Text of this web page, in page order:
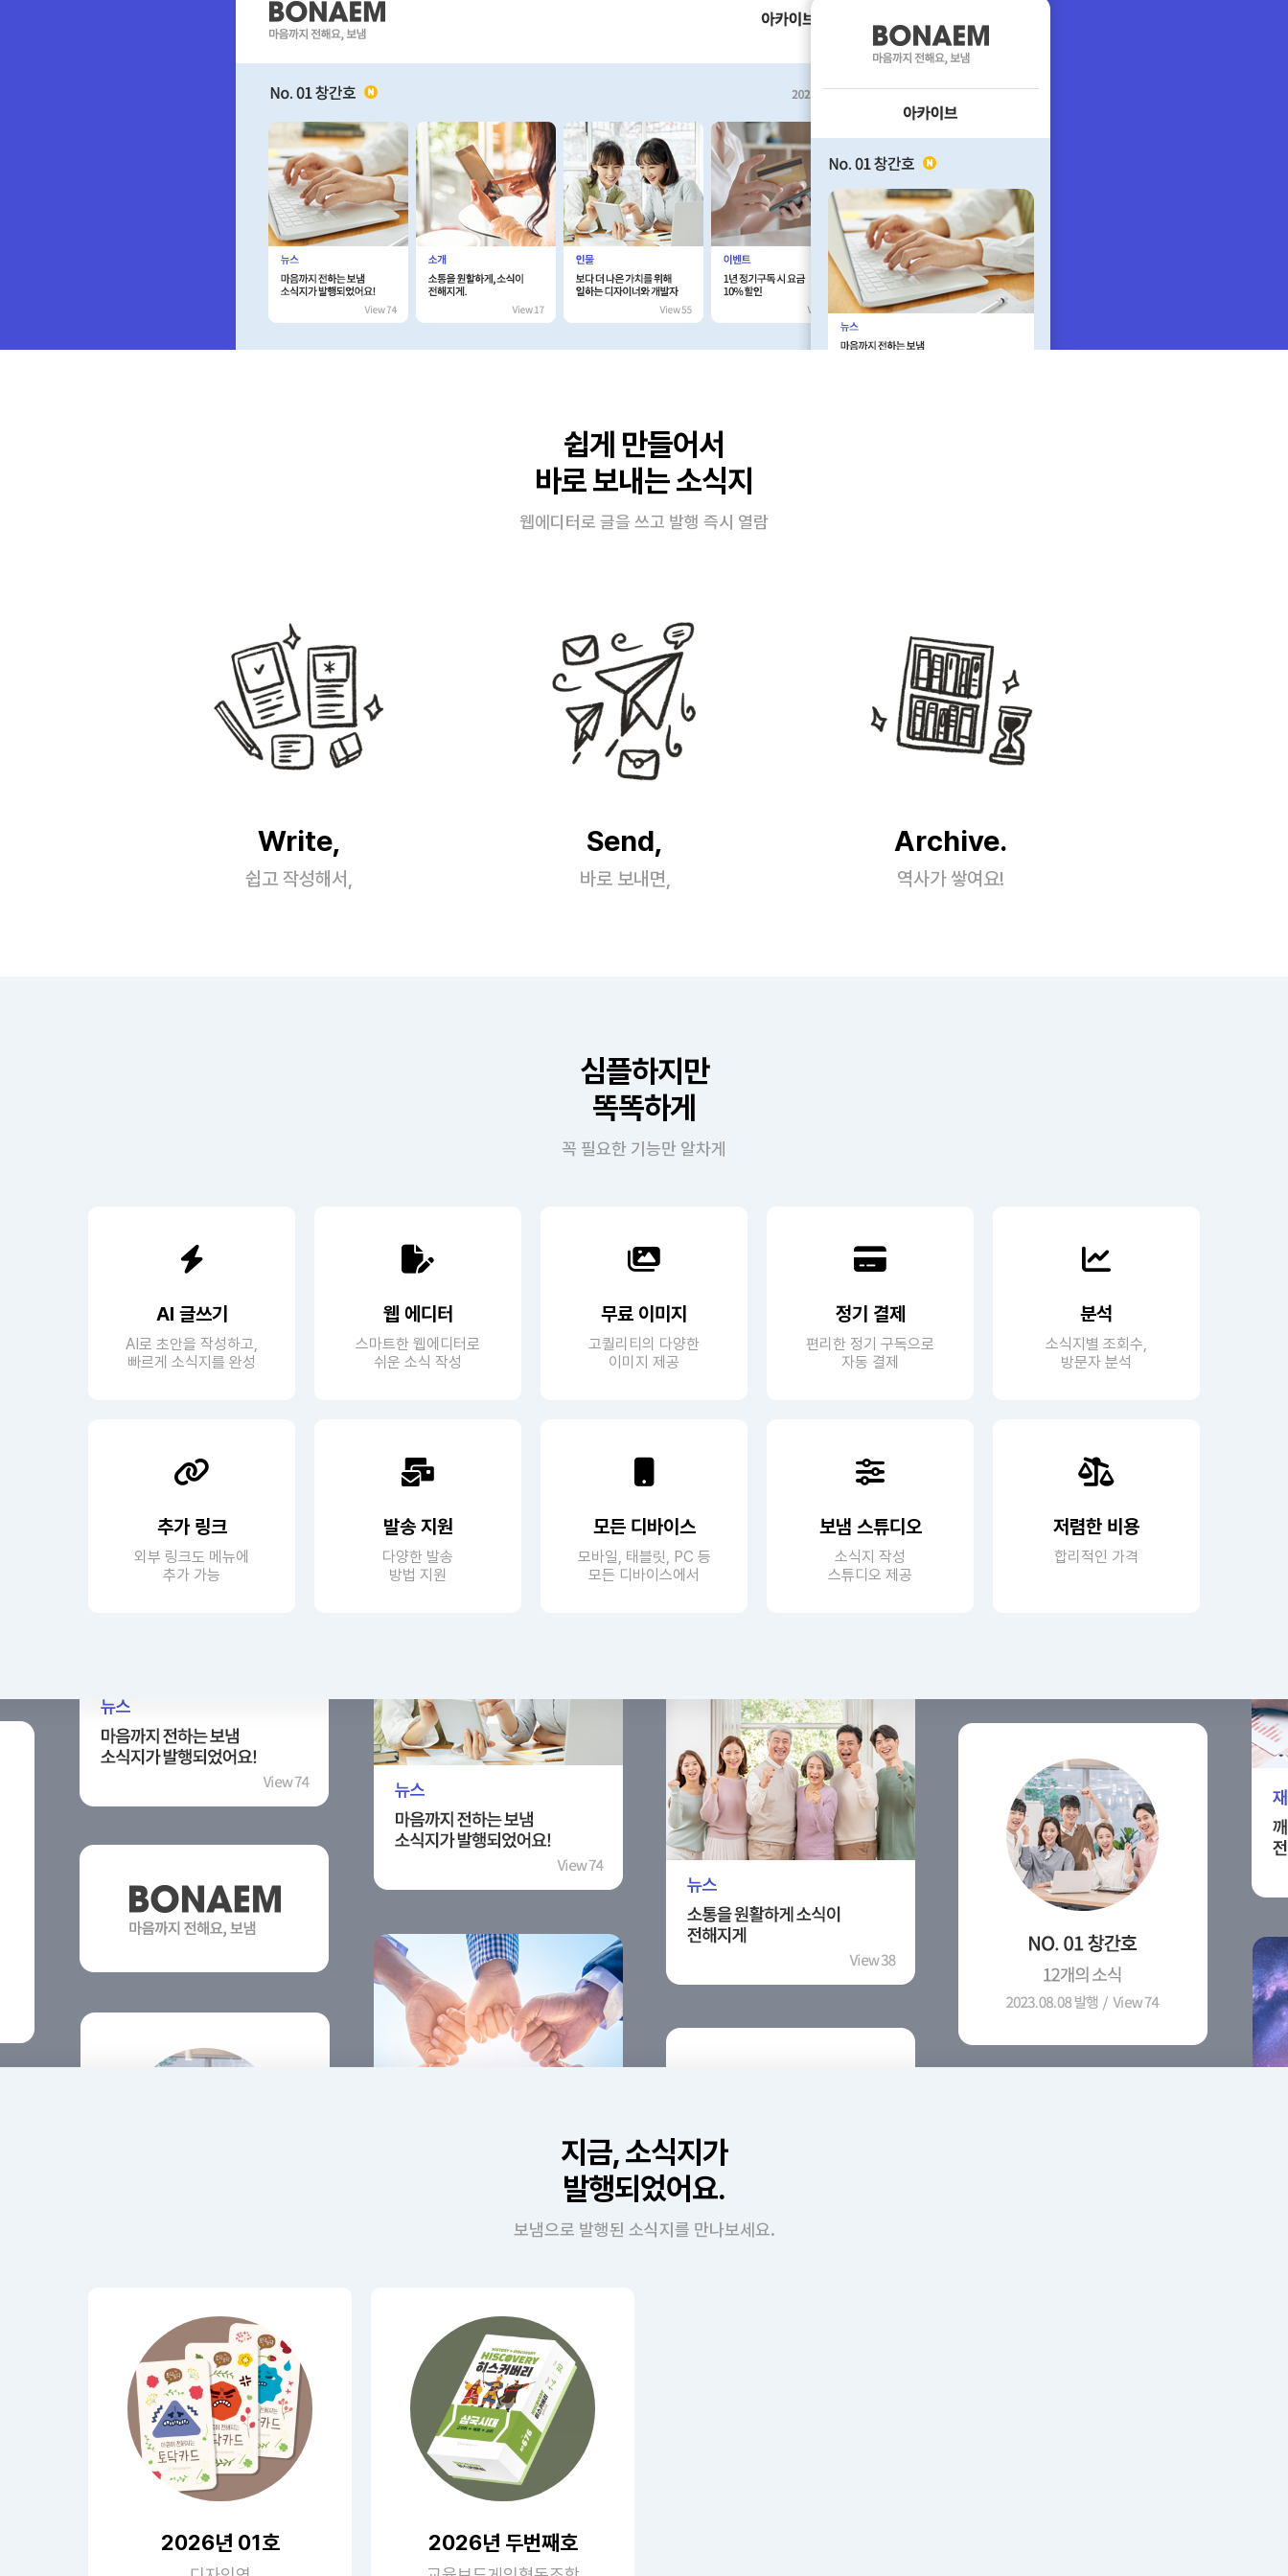
쉽게 만들어서
바로 보내는 소식지
웹에디터로 글을 쓰고 발행 즉시 열람
Write,
쉽고 작성해서,
Send,
바로 보내면,
Archive.
역사가 쌓여요!
심플하지만
똑똑하게
꼭 필요한 기능만 알차게
AI 글쓰기
AI로 초안을 작성하고,
빠르게 소식지를 완성
웹 에디터
스마트한 웹에디터로
쉬운 소식 작성
무료 이미지
고퀄리티의 다양한
이미지 제공
정기 결제
편리한 정기 구독으로
자동 결제
분석
소식지별 조회수,
방문자 분석
추가 링크
외부 링크도 메뉴에
추가 가능
발송 지원
다양한 발송
방법 지원
모든 디바이스
모바일, 태블릿, PC 등
모든 디바이스에서
보냄 스튜디오
소식지 작성
스튜디오 제공
저렴한 비용
합리적인 가격
지금, 소식지가
발행되었어요.
보냄으로 발행된 소식지를 만나보세요.
2026년 01호 2026년 두번째호